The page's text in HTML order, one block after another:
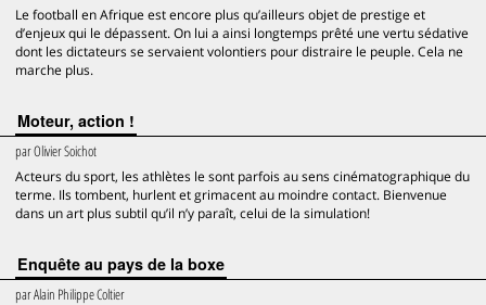
Le football en Afrique est encore plus qu’ailleurs objet de prestige et
d’enjeux qui le dépassent. On lui a ainsi longtemps prêté une vertu sédative
dont les dictateurs se servaient volontiers pour distraire le peuple. Cela ne
marche plus.
Moteur, action !
parOlivier Soichot
Acteurs du sport, les athlètes le sont parfois au sens cinématographique du
terme. Ils tombent, hurlent et grimacent au moindre contact. Bienvenue
dans un art plus subtil qu’il n’y paraît, celui de la simulation!
Enquête au pays de la boxe
parAlain Philippe Coltier